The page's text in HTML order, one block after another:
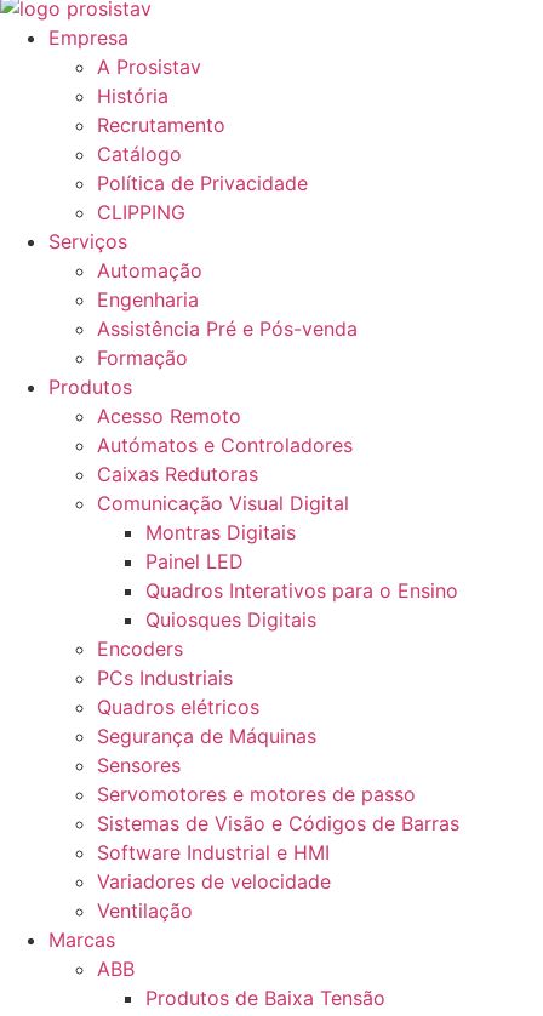
Empresa
A Prosistav
História
Recrutamento
Catálogo
Política de Privacidade
CLIPPING
Serviços
Automação
Engenharia
Assistência Pré e Pós-venda
Formação
Produtos
Acesso Remoto
Autómatos e Controladores
Caixas Redutoras
Comunicação Visual Digital
Montras Digitais
Painel LED
Quadros Interativos para o Ensino
Quiosques Digitais
Encoders
PCs Industriais
Quadros elétricos
Segurança de Máquinas
Sensores
Servomotores e motores de passo
Sistemas de Visão e Códigos de Barras
Software Industrial e HMI
Variadores de velocidade
Ventilação
Marcas
ABB
Produtos de Baixa Tensão